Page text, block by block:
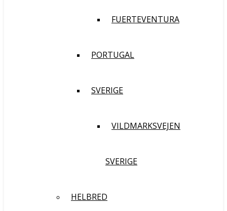
FUERTEVENTURA
PORTUGAL
SVERIGE
VILDMARKSVEJEN
SVERIGE
HELBRED